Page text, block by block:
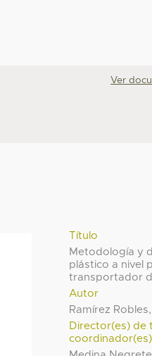
Ver
Título
Metodología y
plástico a nivel
transportador
Autor
Ramírez
Director(es) de
coordinador(es)